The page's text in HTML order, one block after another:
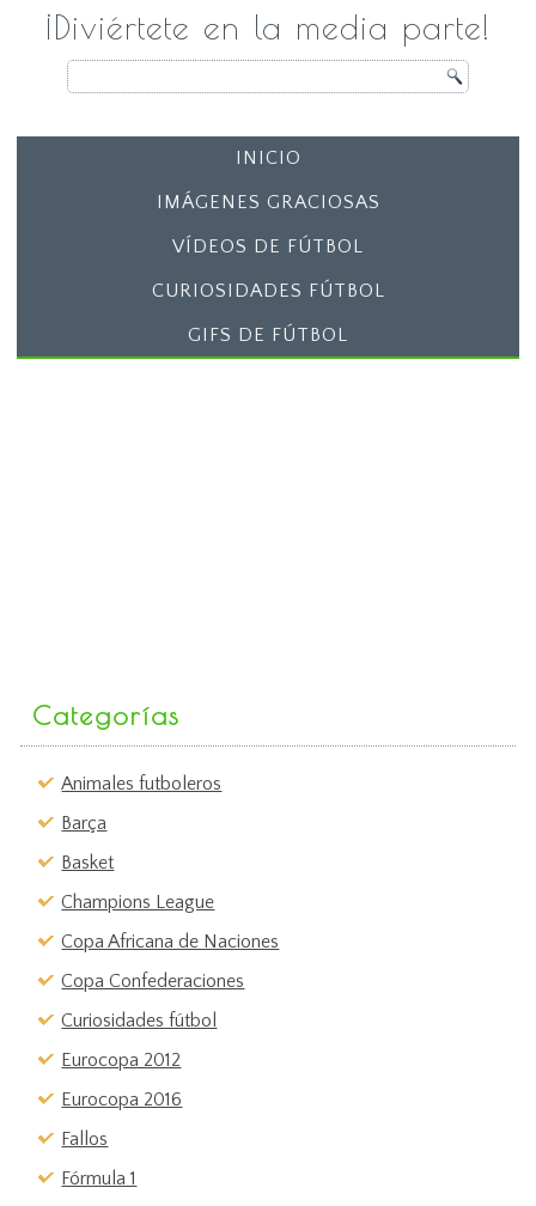
¡Diviértete en la media parte!
INICIO
IMÁGENES GRACIOSAS
VÍDEOS DE FÚTBOL
CURIOSIDADES FÚTBOL
GIFS DE FÚTBOL
Categorías
Animales futboleros
Barça
Basket
Champions League
Copa Africana de Naciones
Copa Confederaciones
Curiosidades fútbol
Eurocopa 2012
Eurocopa 2016
Fallos
Fórmula 1